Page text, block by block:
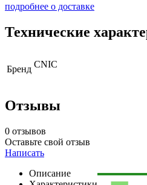
подробнее о доставке
Технические
Бренд CNIC
Отзывы
0 отзывов
Оставьте свой отзыв
Написать
Описание